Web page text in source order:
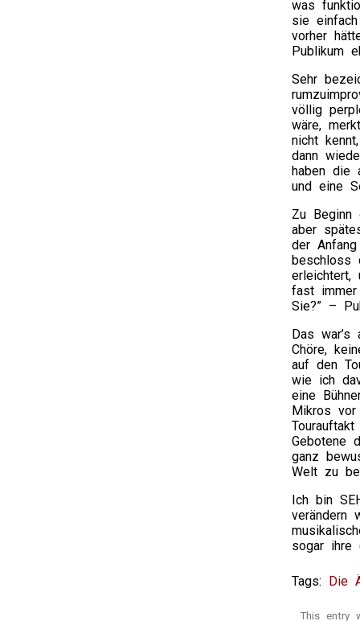
was
sie
vorher
Publikum
Sehr
völlig
wäre,
nicht
dann
haben die
und eine
Zu
aber
der
beschloss
fast immer
Sie?” –
Das
Chöre,
auf den
wie ich
eine
Mikros
Gebotene
ganz
Welt zu
Ich bin
verändern
sogar ihre
Tags: Die
This entry